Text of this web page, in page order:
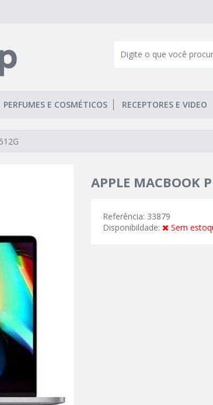
PERFUMES E COSMÉTICOS RECEPTORES E VIDEO
APPLE MACBOOK
Referência: 33879
Disponibildade:
Sem